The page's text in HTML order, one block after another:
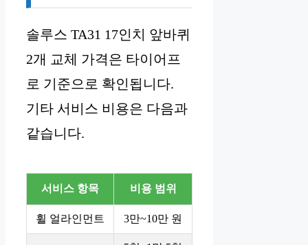
솔루스 TA31 17인치 앞바퀴
2개 교체 가격은 타이어프
로 기준으로 확인됩니다.
기타 서비스 비용은 다음과
같습니다.
서비스 항목 비용 범위
휠 얼라인먼트 3만~10만 원